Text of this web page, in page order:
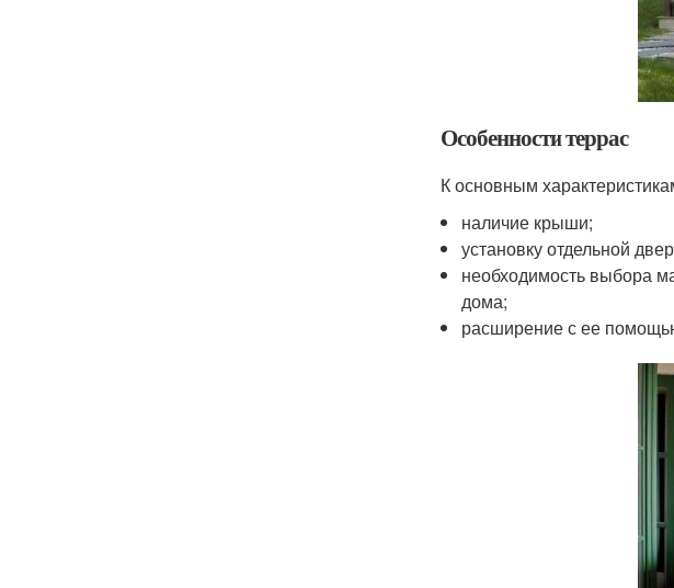
Особенности террас
К основным
наличие крыши;
установку отдельной
необходимость выбора
дома;
расширение с ее